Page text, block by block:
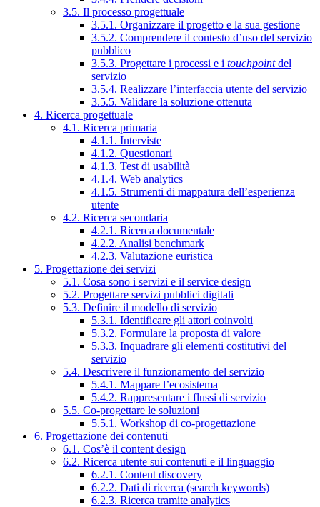
3.5. Il processo progettuale
3.5.1. Organizzare il progetto e la sua gestione
3.5.2. Comprendere il contesto d’uso del servizio
pubblico
3.5.3. Progettare i processi e i touchpointdel
servizio
3.5.4. Realizzare l’interfaccia utente del servizio
3.5.5. Validare la soluzione ottenuta
4. Ricerca progettuale
4.1. Ricerca primaria
4.1.1. Interviste
4.1.2. Questionari
4.1.3. Test di usabilità
4.1.4. Web analytics
4.1.5. Strumenti di mappatura dell’esperienza
utente
4.2. Ricerca secondaria
4.2.1. Ricerca documentale
4.2.2. Analisi benchmark
4.2.3. Valutazione euristica
5. Progettazione dei servizi
5.1. Cosa sono i servizi e il service design
5.2. Progettare servizi pubblici digitali
5.3. Definire il modello di servizio
5.3.1. Identificare gli attori coinvolti
5.3.2. Formulare la proposta di valore
5.3.3. Inquadrare gli elementi costitutivi del
servizio
5.4. Descrivere il funzionamento del servizio
5.4.1. Mappare l’ecosistema
5.4.2. Rappresentare i flussi di servizio
5.5. Co-progettare le soluzioni
5.5.1. Workshop di co-progettazione
6. Progettazione dei contenuti
6.1. Cos’è il content design
6.2. Ricerca utente sui contenuti e il linguaggio
6.2.1. Content discovery
6.2.2. Dati di ricerca (search keywords)
6.2.3. Ricerca tramite analytics